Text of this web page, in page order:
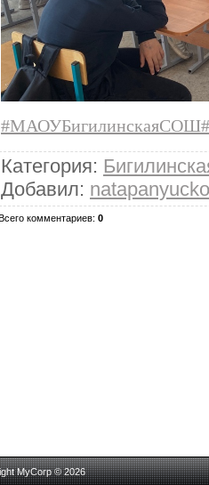
#МАОУБигилинскаяСОШ
Категория:
Добавил:
комментариев: 0
MyCorp © 2026